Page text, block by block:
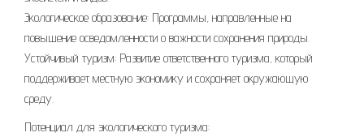
Экологическое образование: Программы, направленные на
повышение осведомленности о важности сохранения природы.
Устойчивый туризм: Развитие ответственного туризма, который
поддерживает местную экономику и сохраняет окружающую
среду.
Потенциал для экологического туризма: